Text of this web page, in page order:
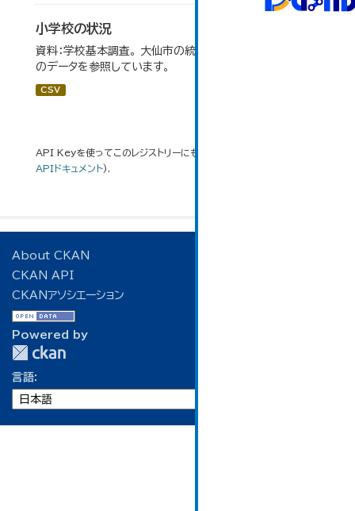
小学校の状況
資料：学校基本調査。 大仙市の統計「14-3 小学校の状況」
のデータを参照しています。
CSV
API Keyを使ってこのレジストリーにもアクセス可能です
APIドキュメント).
About CKAN
CKAN API
CKANアソシエーション
Powered by
言語